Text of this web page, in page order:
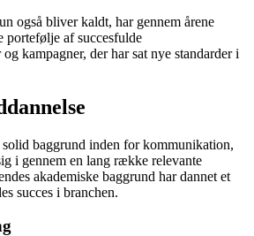
også bliver kaldt, har gennem årene
portefølje af succesfulde
kampagner, der har sat nye standarder i
baggrund inden for kommunikation,
i gennem en lang række relevante
akademiske baggrund har dannet et
succes i branchen.